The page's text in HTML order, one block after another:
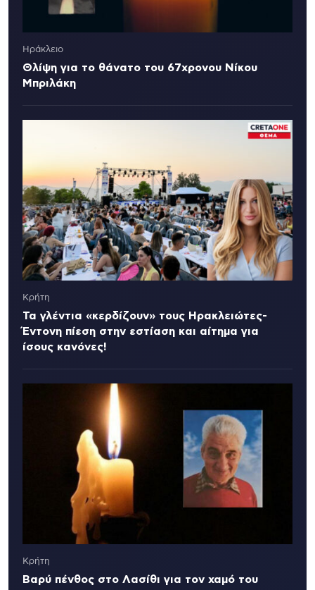
Ηράκλειο
Θλίψη για το θάνατο του 67χρονου Νίκου
Μπριλάκη
Κρήτη
Τα γλέντια «κερδίζουν» τους Ηρακλειώτες-
Έντονη πίεση στην εστίαση και αίτημα για
ίσους κανόνες!
Κρήτη
Βαρύ πένθος στο Λασίθι για τον χαμό του